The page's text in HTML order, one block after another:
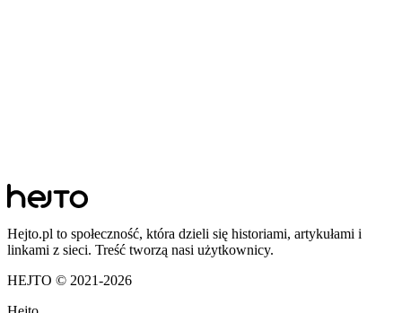
Hejto.pl to społeczność, która dzieli się historiami, artykułami i
linkami z sieci. Treść tworzą nasi użytkownicy.
HEJTO © 2021-2026